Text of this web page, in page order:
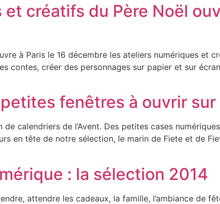
créatifs du Père Noël
à Paris le 16 décembre les ateliers numériques et
contes, créer des personnages sur papier et sur
fenêtres à ouvrir
calendriers de l’Avent. Des petites cases
en tête de notre sélection, le marin de Fiete et de
: la sélection 2014
attendre les cadeaux, la famille, l’ambiance de